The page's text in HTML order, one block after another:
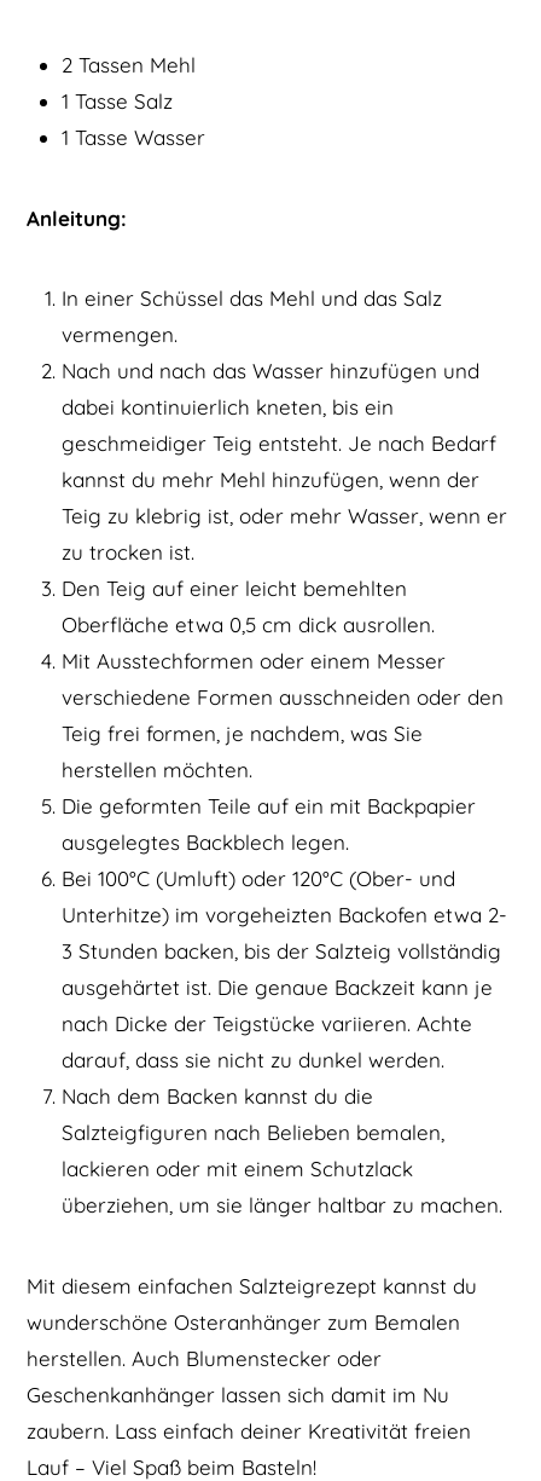
2 Tassen Mehl
1 Tasse Salz
1 Tasse Wasser
Anleitung:
In einer Schüssel das Mehl und das Salz
vermengen.
Nach und nach das Wasser hinzufügen und
dabei kontinuierlich kneten, bis ein
geschmeidiger Teig entsteht. Je nach Bedarf
kannst du mehr Mehl hinzufügen, wenn der
Teig zu klebrig ist, oder mehr Wasser, wenn er
zu trocken ist.
Den Teig auf einer leicht bemehlten
Oberfläche etwa 0,5 cm dick ausrollen.
Mit Ausstechformen oder einem Messer
verschiedene Formen ausschneiden oder den
Teig frei formen, je nachdem, was Sie
herstellen möchten.
Die geformten Teile auf ein mit Backpapier
ausgelegtes Backblech legen.
Bei 100°C (Umluft) oder 120°C (Ober- und
Unterhitze) im vorgeheizten Backofen etwa 2-
3 Stunden backen, bis der Salzteig vollständig
ausgehärtet ist. Die genaue Backzeit kann je
nach Dicke der Teigstücke variieren. Achte
darauf, dass sie nicht zu dunkel werden.
Nach dem Backen kannst du die
Salzteigfiguren nach Belieben bemalen,
lackieren oder mit einem Schutzlack
überziehen, um sie länger haltbar zu machen.
Mit diesem einfachen Salzteigrezept kannst du
wunderschöne Osteranhänger zum Bemalen
herstellen. Auch Blumenstecker oder
Geschenkanhänger lassen sich damit im Nu
zaubern. Lass einfach deiner Kreativität freien
Lauf – Viel Spaß beim Basteln!